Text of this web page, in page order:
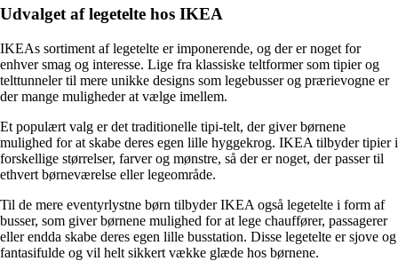
Udvalget af legetelte hos IKEA
IKEAs sortiment af legetelte er imponerende, og der er noget for
enhver smag og interesse. Lige fra klassiske teltformer som tipier og
telttunneler til mere unikke designs som legebusser og prærievogne er
der mange muligheder at vælge imellem.
Et populært valg er det traditionelle tipi-telt, der giver børnene
mulighed for at skabe deres egen lille hyggekrog. IKEA tilbyder tipier i
forskellige størrelser, farver og mønstre, så der er noget, der passer til
ethvert børneværelse eller legeområde.
Til de mere eventyrlystne børn tilbyder IKEA også legetelte i form af
busser, som giver børnene mulighed for at lege chauffører, passagerer
eller endda skabe deres egen lille busstation. Disse legetelte er sjove og
fantasifulde og vil helt sikkert vække glæde hos børnene.